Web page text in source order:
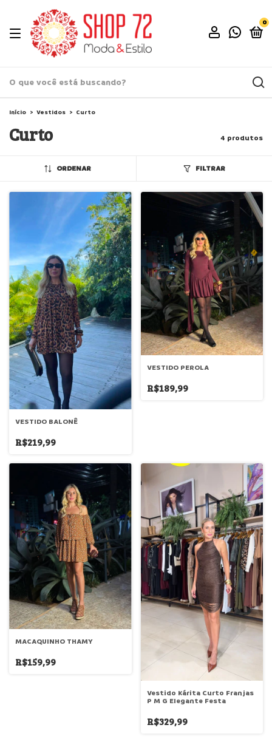
0
Início > Vestidos > Curto
Curto 4 produtos
ORDENAR FILTRAR
VESTIDO BALONÊ
R$219,99
VESTIDO PEROLA
R$189,99
MACAQUINHO THAMY
R$159,99
Vestido Kárita Curto Franjas
P M G Elegante Festa
R$329,99